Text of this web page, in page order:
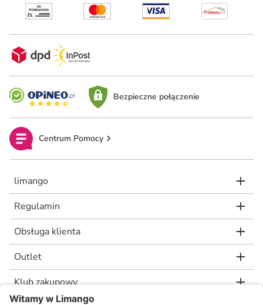
Bezpieczne połączenie
Centrum Pomocy
limango
Regulamin
Obsługa klienta
Outlet
Klub zakupowy